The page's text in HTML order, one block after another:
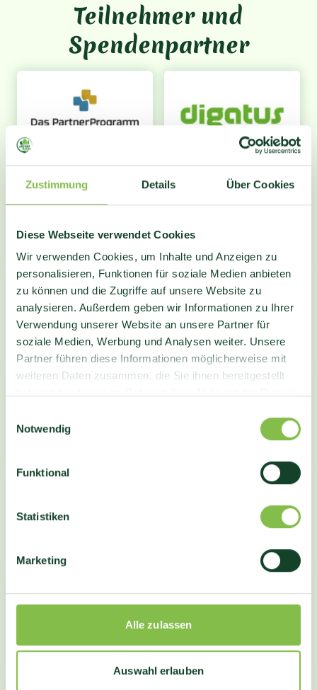
Zustimmung Details Über Cookies
Diese Webseite verwendet Cookies
Wir verwenden Cookies, um Inhalte und Anzeigen zu
personalisieren, Funktionen für soziale Medien anbieten
zu können und die Zugriffe auf unsere Website zu
analysieren. Außerdem geben wir Informationen zu Ihrer
Verwendung unserer Website an unsere Partner für
soziale Medien, Werbung und Analysen weiter. Unsere
Partner führen diese Informationen möglicherweise mit
weiteren Daten zusammen, die Sie ihnen bereitgestellt
Notwendig
Funktional
Statistiken
Marketing
Alle zulassen
Auswahl erlauben
Teilnehmer und
Spendenpartner